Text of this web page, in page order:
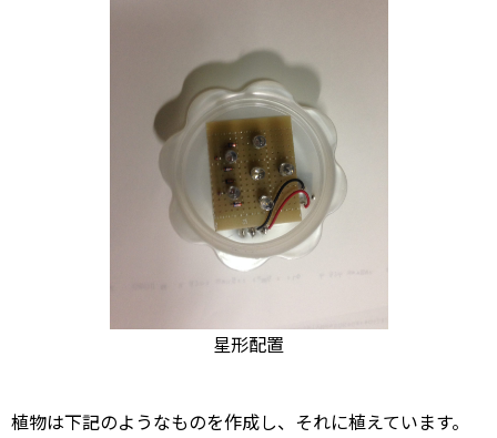
星形配置
植物は下記のようなものを作成し、それに植えています。